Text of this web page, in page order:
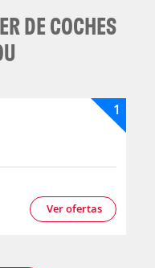
DE COCHES
1
Ver ofertas